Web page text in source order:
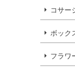
コサー
ボック
フラワ